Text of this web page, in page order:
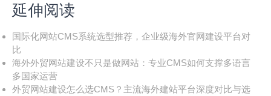
延伸阅读
国际化网站CMS系统选型推荐，企业级海外官网建设平台对
比
海外外贸网站建设不只是做网站：专业CMS如何支撑多语言
多国家运营
外贸网站建设怎么选CMS？主流海外建站平台深度对比与选